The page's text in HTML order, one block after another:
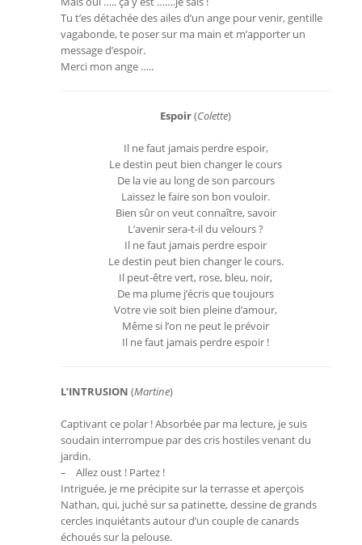
Tu t’es détachée des ailes d’un ange pour venir, gentille
vagabonde, te poser sur ma main et m’apporter un
message d’espoir.
Merci mon ange …..
Espoir(Colette)
Il ne faut jamais perdre espoir,
Le destin peut bien changer le cours
De la vie au long de son parcours
Laissez le faire son bon vouloir.
Bien sûr on veut connaître, savoir
L’avenir sera-t-il du velours ?
Il ne faut jamais perdre espoir
Le destin peut bien changer le cours.
Il peut-être vert, rose, bleu, noir,
De ma plume j’écris que toujours
Votre vie soit bien pleine d’amour,
Même si l’on ne peut le prévoir
Il ne faut jamais perdre espoir !
L’INTRUSION (Martine)
Captivant ce polar ! Absorbée par ma lecture, je suis
soudain interrompue par des cris hostiles venant du
jardin.
– Allez oust ! Partez !
Intriguée, je me précipite sur la terrasse et aperçois
Nathan, qui, juché sur sa patinette, dessine de grands
cercles inquiétants autour d’un couple de canards
échoués sur la pelouse.